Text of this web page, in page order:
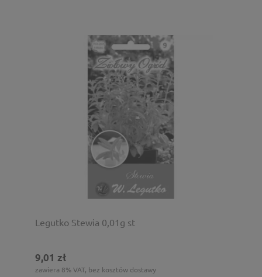
Legutko Stewia 0,01g st
9,01 zł
zawiera 8% VAT, bez kosztów dostawy